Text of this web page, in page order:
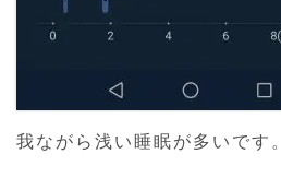
我ながら浅い睡眠が多いです。